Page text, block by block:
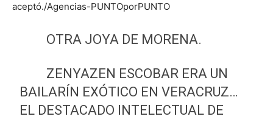
aceptó./Agencias-PUNTOporPUNTO
OTRA JOYA DE MORENA.
ZENYAZEN ESCOBAR ERA UN
BAILARÍN EXÓTICO EN VERACRUZ…
EL DESTACADO INTELECTUAL DE